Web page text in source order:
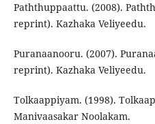
Paththuppaattu. (2008).
reprint). Kazhaka Veliyeedu.
Puranaanooru. (2007).
reprint). Kazhaka Veliyeedu.
Tolkaappiyam. (1998).
Manivaasakar Noolakam.